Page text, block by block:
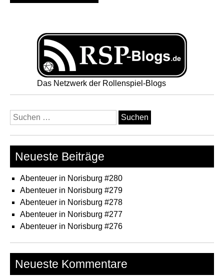
Das Netzwerk der Rollenspiel-Blogs
Suchen
nach:
Neueste Beiträge
Abenteuer in Norisburg #280
Abenteuer in Norisburg #279
Abenteuer in Norisburg #278
Abenteuer in Norisburg #277
Abenteuer in Norisburg #276
Neueste Kommentare